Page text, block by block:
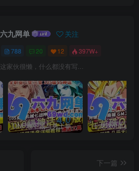
六九网单 关注
788 20 12 397W+
这家伙很懒，什么都没有写...
DNF地下城与勇士单机版110级神话版4.0全主线任务龙之庭院机械七战神实验室
下一篇